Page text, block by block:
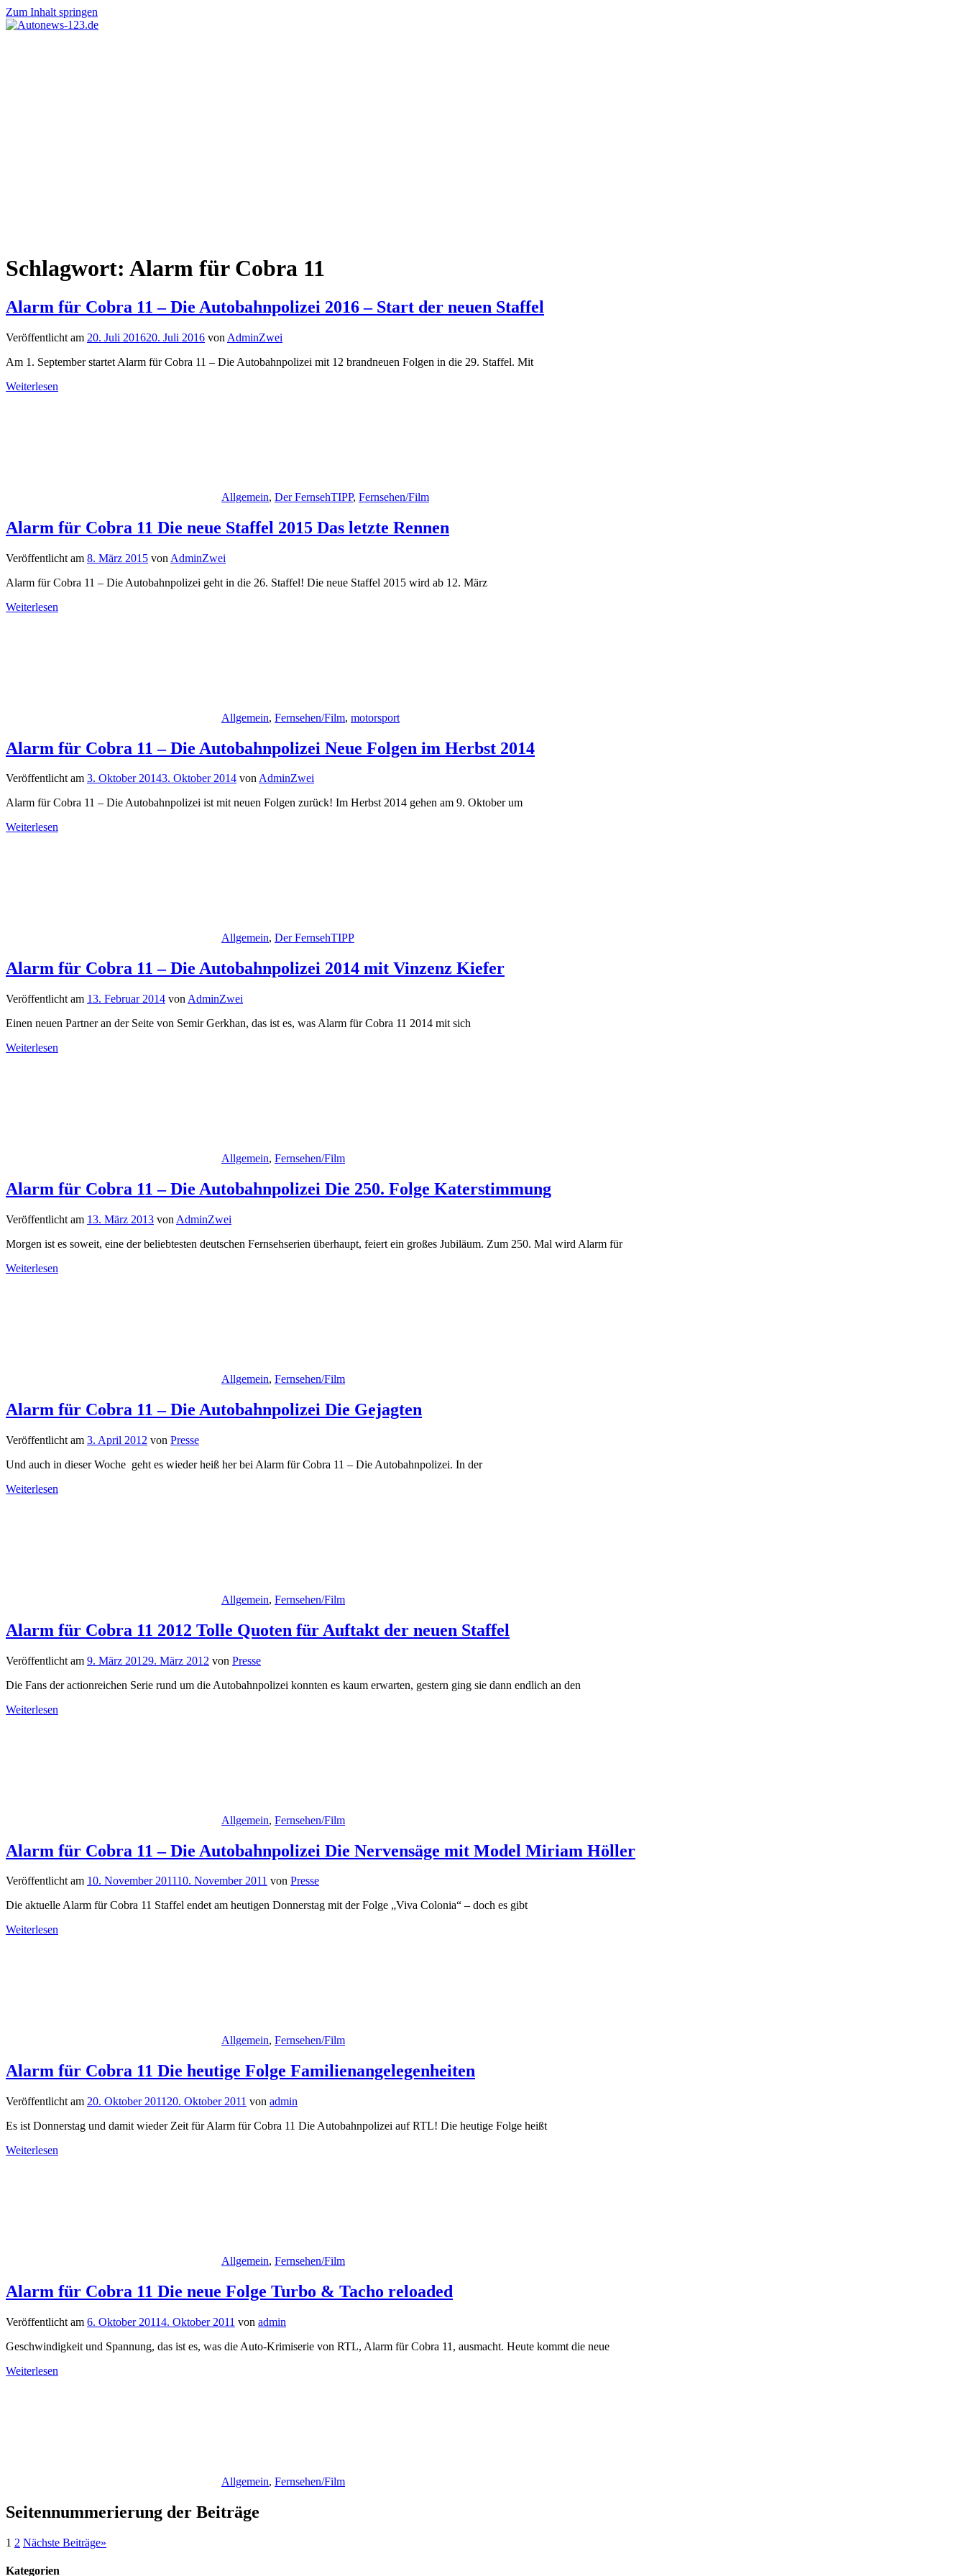
Zum Inhalt springen
Schlagwort: Alarm für Cobra 11
Alarm für Cobra 11 – Die Autobahnpolizei 2016 – Start der neuen Staffel
Veröffentlicht am 20. Juli 201620. Juli 2016 von AdminZwei
Am 1. September startet Alarm für Cobra 11 – Die Autobahnpolizei mit 12 brandneuen Folgen in die 29. Staffel. Mit
Weiterlesen
Allgemein, Der FernsehTIPP, Fernsehen/Film
Alarm für Cobra 11 Die neue Staffel 2015 Das letzte Rennen
Veröffentlicht am 8. März 2015 von AdminZwei
Alarm für Cobra 11 – Die Autobahnpolizei geht in die 26. Staffel! Die neue Staffel 2015 wird ab 12. März
Weiterlesen
Allgemein, Fernsehen/Film, motorsport
Alarm für Cobra 11 – Die Autobahnpolizei Neue Folgen im Herbst 2014
Veröffentlicht am 3. Oktober 20143. Oktober 2014 vonAdminZwei
Alarm für Cobra 11 – Die Autobahnpolizei ist mit neuen Folgen zurück! Im Herbst 2014 gehen am 9. Oktober um
Weiterlesen
Allgemein, Der FernsehTIPP
Alarm für Cobra 11 – Die Autobahnpolizei 2014 mit Vinzenz Kiefer
Veröffentlicht am 13. Februar 2014 von AdminZwei
Einen neuen Partner an der Seite von Semir Gerkhan, das ist es, was Alarm für Cobra 11 2014 mit sich
Weiterlesen
Allgemein, Fernsehen/Film
Alarm für Cobra 11 – Die Autobahnpolizei Die 250. Folge Katerstimmung
Veröffentlicht am 13. März 2013 von AdminZwei
Morgen ist es soweit, eine der beliebtesten deutschen Fernsehserien überhaupt, feiert ein großes Jubiläum. Zum 250. Mal wird Alarm für
Weiterlesen
Allgemein, Fernsehen/Film
Alarm für Cobra 11 – Die Autobahnpolizei Die Gejagten
Veröffentlicht am 3. April 2012 von Presse
Und auch in dieser Woche geht es wieder heiß her bei Alarm für Cobra 11 – Die Autobahnpolizei. In der
Weiterlesen
Allgemein, Fernsehen/Film
Alarm für Cobra 11 2012 Tolle Quoten für Auftakt der neuen Staffel
Veröffentlicht am 9. März 20129. März 2012 von Presse
Die Fans der actionreichen Serie rund um die Autobahnpolizei konnten es kaum erwarten, gestern ging sie dann endlich an den
Weiterlesen
Allgemein, Fernsehen/Film
Alarm für Cobra 11 – Die Autobahnpolizei Die Nervensäge mit Model Miriam Höller
Veröffentlicht am 10. November 201110. November 2011 von Presse
Die aktuelle Alarm für Cobra 11 Staffel endet am heutigen Donnerstag mit der Folge „Viva Colonia“ – doch es gibt
Weiterlesen
Allgemein, Fernsehen/Film
Alarm für Cobra 11 Die heutige Folge Familienangelegenheiten
Veröffentlicht am 20. Oktober 2011 20. Oktober 2011 von admin
Es ist Donnerstag und damit wieder Zeit für Alarm für Cobra 11 Die Autobahnpolizei auf RTL! Die heutige Folge heißt
Weiterlesen
Allgemein, Fernsehen/Film
Alarm für Cobra 11 Die neue Folge Turbo & Tacho reloaded
Veröffentlicht am 6. Oktober 20114. Oktober 2011 von admin
Geschwindigkeit und Spannung, das ist es, was die Auto-Krimiserie von RTL, Alarm für Cobra 11, ausmacht. Heute kommt die neue
Weiterlesen
Allgemein, Fernsehen/Film
Seitennummerierung der Beiträge
1 2 Nächste Beiträge»
Kategorien